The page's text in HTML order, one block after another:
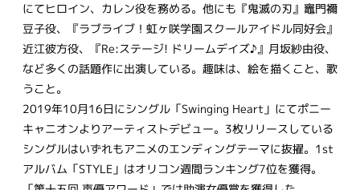
にてヒロイン、カレン役を務める。他にも『鬼滅の刃』竈門禰󠄀
豆子役、『ラブライブ！虹ヶ咲学園スクールアイドル同好会』
近江彼方役、『Re:ステージ! ドリームデイズ♪』月坂紗由役、
など多くの話題作に出演している。趣味は、絵を描くこと、歌
うこと。
2019年10月16日にシングル「Swinging Heart」にてポニー
キャニオンよりアーティストデビュー。3枚リリースしている
シングルはいずれもアニメのエンディングテーマに抜擢。1st
アルバム「STYLE」はオリコン週間ランキング7位を獲得。